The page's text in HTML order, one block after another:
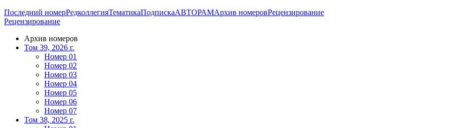
Последний номерРедколлегияТематикаПодпискаАВТОРАМАрхив номеровРецензирование
Рецензирование
Архив номеров
Том 39, 2026 г.
Номер 01
Номер 02
Номер 03
Номер 04
Номер 05
Номер 06
Номер 07
Том 38, 2025 г.